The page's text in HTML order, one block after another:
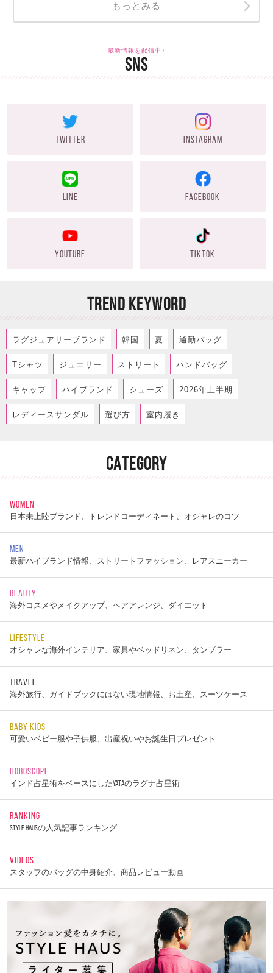
もっとみる
最新情報を配信中♪
SNS
TWITTER INSTAGRAM
LINE FACEBOOK
YOUTUBE TIKTOK
TREND KEYWORD
ラグジュアリーブランド 韓国 夏 通勤バッグ
Tシャツ ジュエリー ストリート ハンドバッグ
キャップ ハイブランド シューズ 2026年上半期
レディースサンダル 選び方 室内履き
CATEGORY
WOMEN
日本未上陸ブランド、トレンドコーディネート、オシャレのコツ
MEN
最新ハイブランド情報、ストリートファッション、レアスニーカー
BEAUTY
海外コスメやメイクアップ、ヘアアレンジ、ダイエット
LIFESTYLE
オシャレな海外インテリア、家具やベッドリネン、タンブラー
TRAVEL
海外旅行、ガイドブックにはない現地情報、お土産、スーツケース
BABY KIDS
可愛いベビー服や子供服、出産祝いやお誕生日プレゼント
HOROSCOPE
インド占星術をベースにしたYATAのラグナ占星術
RANKING
STYLE HAUSの人気記事ランキング
VIDEOS
スタッフのバッグの中身紹介、商品レビュー動画